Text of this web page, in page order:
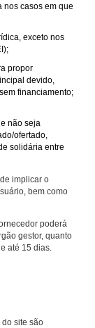
nos casos em que
exceto nos
propor
devido,
financiamento;
não seja
ofertado,
solidária entre
implicar o
bem como
poderá
gestor, quanto
até 15 dias.
site são